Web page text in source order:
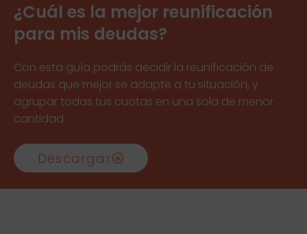
¿Cuál es la mejor reunificación
para mis deudas?
Con esta guía podrás decidir la reunificación de
deudas que mejor se adapte a tu situación, y
agrupar todas tus cuotas en una sola de menor
cantidad.
Descargar